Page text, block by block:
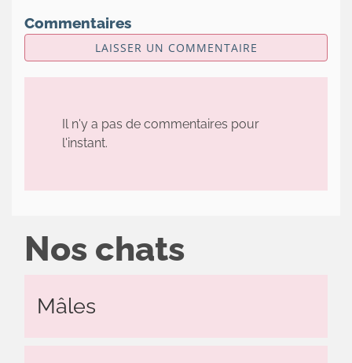
Commentaires
LAISSER UN COMMENTAIRE
Il n'y a pas de commentaires pour
l'instant.
Nos chats
Mâles